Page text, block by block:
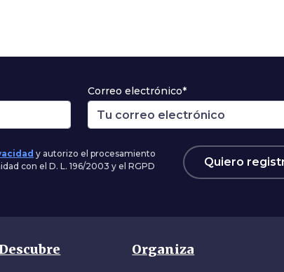
Correo electrónico*
y autorizo el procesamiento
con el D. L. 196/2003 y el RGPD
Quiero
Organiza